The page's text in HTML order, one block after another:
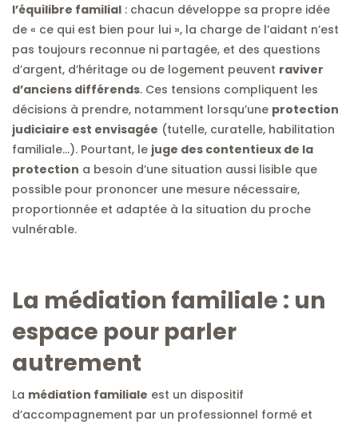
l’équilibre familial : chacun développe sa propre idée
de « ce qui est bien pour lui », la charge de l’aidant n’est
pas toujours reconnue ni partagée, et des questions
d’argent, d’héritage ou de logement peuvent raviver
d’anciens différends. Ces tensions compliquent les
décisions à prendre, notamment lorsqu’une protection
judiciaire est envisagée (tutelle, curatelle, habilitation
familiale…). Pourtant, le juge des contentieux de la
protection a besoin d’une situation aussi lisible que
possible pour prononcer une mesure nécessaire,
proportionnée et adaptée à la situation du proche
vulnérable.
La médiation familiale : un
espace pour parler
autrement
La médiation familiale est un dispositif
d’accompagnement par un professionnel formé et